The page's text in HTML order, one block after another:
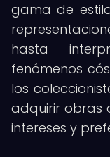
gama de
hasta
fenómenos
los
adquirir obras
intereses y